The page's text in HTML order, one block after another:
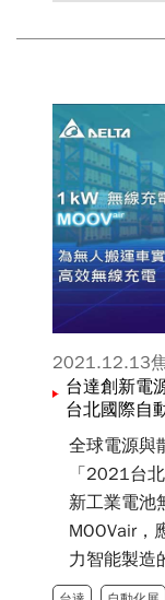
2021.12.13
台達創新電
台北國際自
和醫療設備
全球電源與
「2021台
新工業電池
MOOVair，
力智能製造
能源轉換效